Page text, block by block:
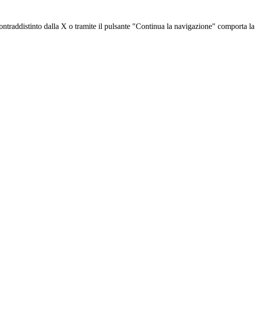
dalla X o tramite il pulsante "Continua la navigazione" comporta la